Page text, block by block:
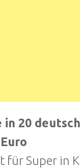
20
für Super in